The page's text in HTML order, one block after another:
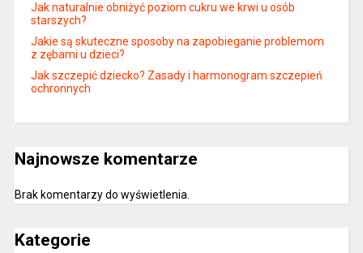
Jak naturalnie obniżyć poziom cukru we krwi u osób
starszych?
Jakie są skuteczne sposoby na zapobieganie problemom
z zębami u dzieci?
Jak szczepić dziecko? Zasady i harmonogram szczepień
ochronnych
Najnowsze komentarze
Brak komentarzy do wyświetlenia.
Kategorie